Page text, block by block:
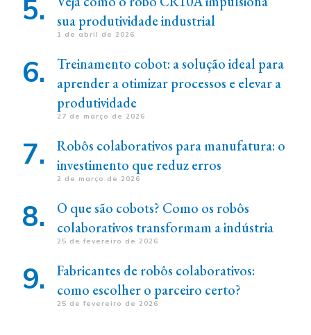
sua produtividade industrial
1 de abril de 2026
Treinamento cobot: a solução ideal para
aprender a otimizar processos e elevar a
produtividade
27 de março de 2026
Robôs colaborativos para manufatura: o
investimento que reduz erros
2 de março de 2026
O que são cobots? Como os robôs
colaborativos transformam a indústria
25 de fevereiro de 2026
Fabricantes de robôs colaborativos:
como escolher o parceiro certo?
25 de fevereiro de 2026